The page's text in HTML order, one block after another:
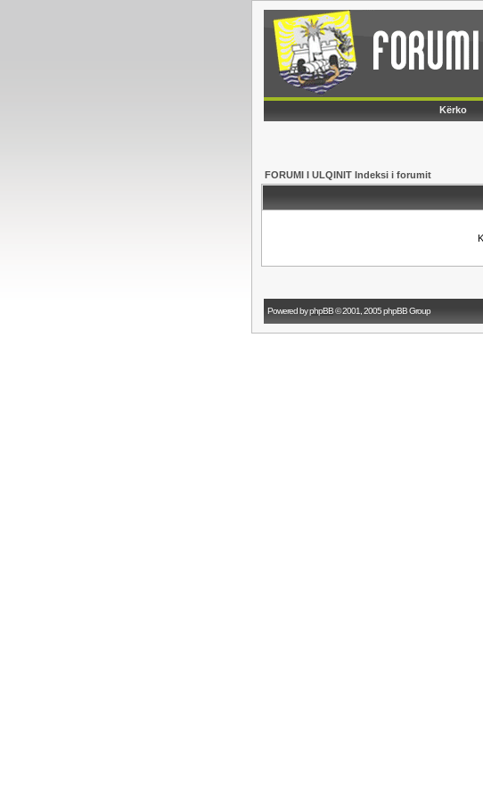
Kërko
FORUMI I ULQINIT Indeksi i forumit
Powered byphpBB© 2001, 2005 phpBB Group